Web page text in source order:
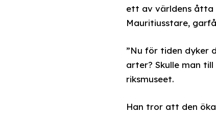
ett av världens åtta
Mauritiusstare,
”Nu för tiden dyker
arter? Skulle man
riksmuseet.
Han tror att den